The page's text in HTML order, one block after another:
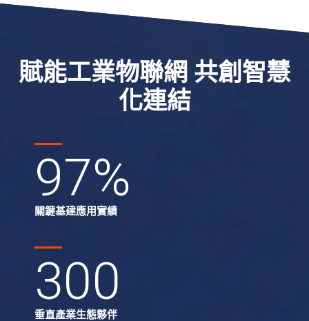
賦能工業物聯網 共創智慧
化連結
97%
關鍵基建應用實績
300
垂直產業生態夥伴